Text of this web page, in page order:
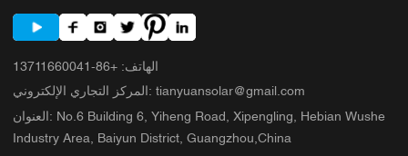
الهاتف:
+86-13711660041
المركز التجاري الإلكتروني : tianyuansolar@gmail.com
العنوان : No.6 Building 6, Yiheng Road, Xipengling, Hebian Wushe
Industry Area, Baiyun District, Guangzhou,China